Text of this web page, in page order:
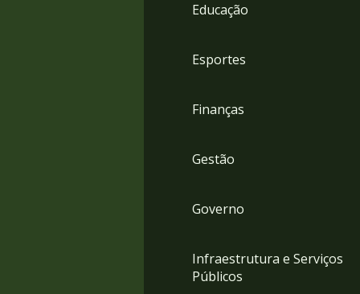
Educação
Esportes
Finanças
Gestão
Governo
Infraestrutura e Serviços
Públicos